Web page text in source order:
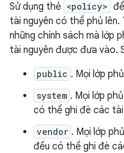
Sử dụng thẻ <policy>
tài nguyên có thể phủ lên.
những chính sách mà lớp
tài nguyên được đưa vào.
public . Mọi lớp
system . Mọi lớp
có thể ghi đè các tài
vendor . Mọi lớp
đều có thể ghi đè